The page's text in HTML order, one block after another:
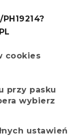
cookies
przy pasku
wybierz
ustawień